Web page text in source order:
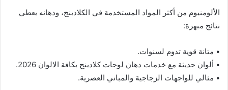
الألومنيوم من أكثر المواد المستخدمة في الكلادينج، ودهانه يعطي
نتائج مبهرة:
• متانة قوية تدوم لسنوات.
• ألوان حديثة مع خدمات دهان لوحات كلادينج بكافة الالوان 2026.
• مثالي للواجهات الزجاجية والمباني العصرية.